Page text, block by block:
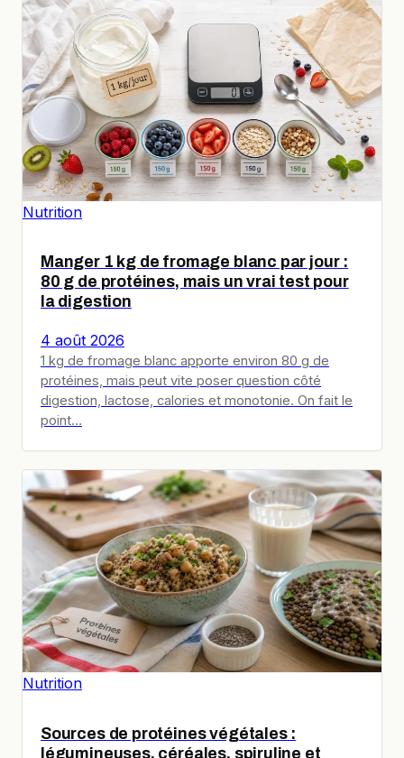
Nutrition
Manger 1 kg de fromage blanc par jour :
80 g de protéines, mais un vrai test pour
la digestion
4 août 2026
1 kg de fromage blanc apporte environ 80 g de
protéines, mais peut vite poser question côté
digestion, lactose, calories et monotonie. On fait le
point…
Nutrition
Sources de protéines végétales :
légumineuses, céréales, spiruline et